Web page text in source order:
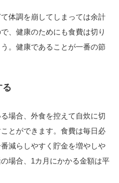
体調を崩してしまっては余計
、健康のためにも食費は切り
。健康であることが一番の節
る
場合、外食を控えて自炊に切
とができます。食費は毎日必
減らしやすく貯金を増やしや
場合、1カ月にかかる金額は平